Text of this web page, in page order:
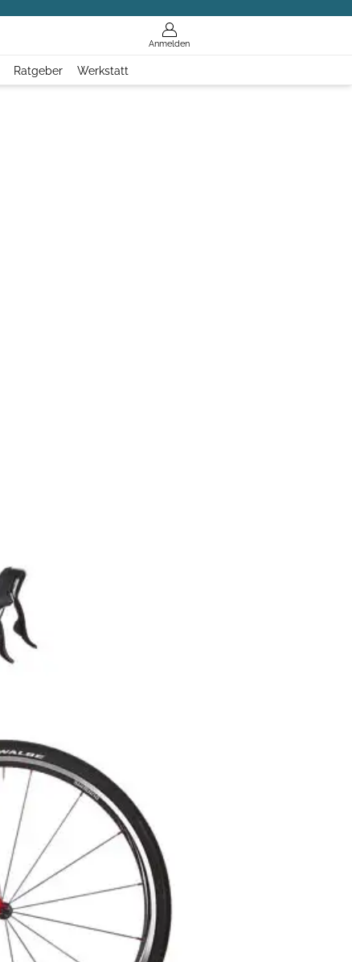
Anmelden
Ratgeber Werkstatt